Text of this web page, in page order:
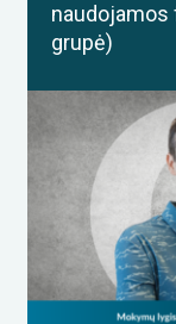
grupė)